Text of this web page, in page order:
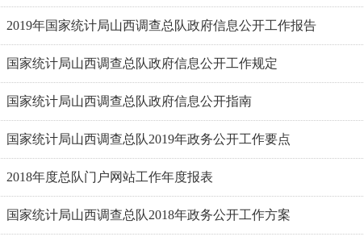
2019年国家统计局山西调查总队政府信息公开工作报告
国家统计局山西调查总队政府信息公开工作规定
国家统计局山西调查总队政府信息公开指南
国家统计局山西调查总队2019年政务公开工作要点
2018年度总队门户网站工作年度报表
国家统计局山西调查总队2018年政务公开工作方案